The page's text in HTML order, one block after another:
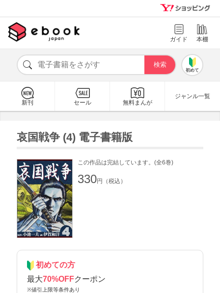
ガイド 本棚
初めて
新刊 セール 無料まんが
ジャンル一覧
哀国戦争 (4) 電子書籍版
この作品は完結しています。(全6巻)
330円（税込）
初めての方
最大70%OFFクーポン
※値引上限等条件あり